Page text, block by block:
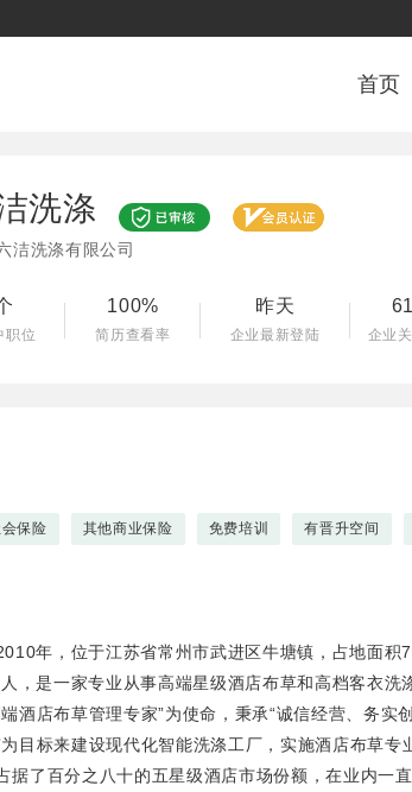
首页
洗涤
洁洗涤有限公司
职位
100%
简历查看率
昨天
企业最新登陆 企业
保险 其他商业保险 免费培训 有晋升空间
年，位于江苏省常州市武进区牛塘镇，占地面积
，是一家专业从事高端星级酒店布草和高档客衣洗
酒店布草管理专家”为使命，秉承“诚信经营、务实
目标来建设现代化智能洗涤工厂，实施酒店布草专
据了百分之八十的五星级酒店市场份额，在业内一